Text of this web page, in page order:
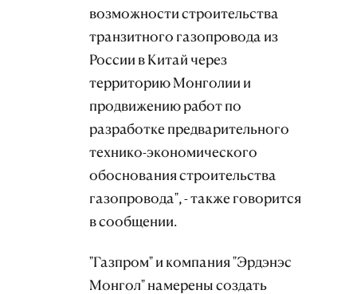
возможности строительства
транзитного газопровода из
России в Китай через
территорию Монголии и
продвижению работ по
разработке предварительного
технико-экономического
обоснования строительства
газопровода", - также говорится
в сообщении.
"Газпром" и компания "Эрдэнэс
Монгол" намерены создать